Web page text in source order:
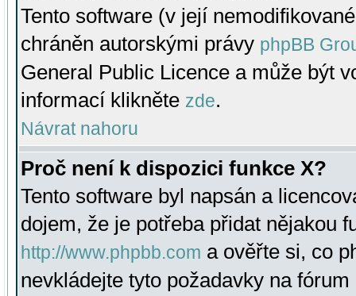
Tento software (v její
chráněn autorskými právy phpBB
General Public Licence a může být
informací klikněte zde.
Návrat nahoru
Proč není k dispozici funkce X?
Tento software byl napsán a
dojem, že je potřeba přidat nějakou
http://www.phpbb.com a ověřte si, co
nevkládejte tyto požadavky na